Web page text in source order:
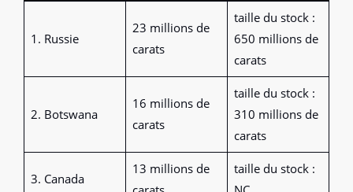
1. Russie
23 millions de
carats
taille du stock :
650 millions de
carats
2. Botswana
16 millions de
carats
taille du stock :
310 millions de
carats
3. Canada
13 millions de
taille du stock :